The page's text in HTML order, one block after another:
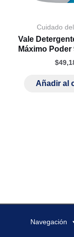
Cuidado
Vale
Máximo Poder
$
Añadir al
Navegación